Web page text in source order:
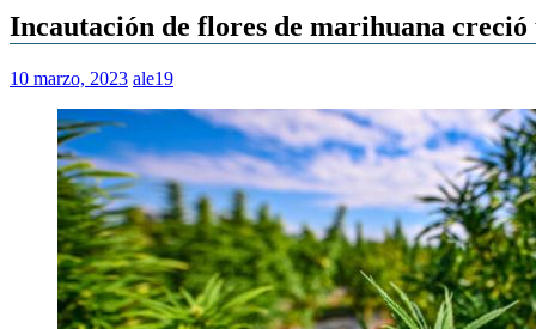
Incautación de flores de marihuana
10 marzo, 2023 ale19